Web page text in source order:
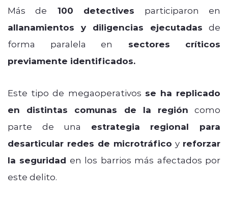
Más de 100 detectives participaron en
allanamientos y diligencias ejecutadas de
forma paralela en
sectores críticos
previamente identificados.
Este tipo de megaoperativos se ha replicado
en distintas comunas de la región como
parte de una estrategia regional para
desarticular redes de microtráfico y reforzar
la seguridad en los barrios más afectados por
este delito.